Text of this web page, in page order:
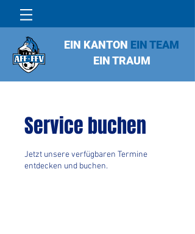
EIN KANTON EIN TEAM
EIN TRAUM
Service buchen
Jetzt unsere verfügbaren Termine
entdecken und buchen.